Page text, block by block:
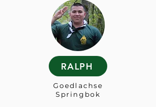
RALPH
Goedlachse
Springbok